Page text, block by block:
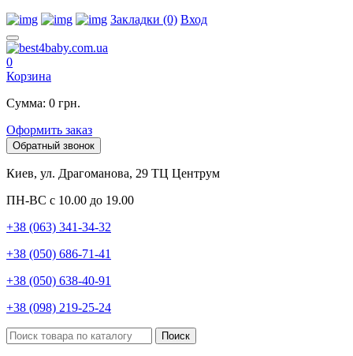
Закладки (0) Вход
0
Корзина
Сумма: 0 грн.
Оформить заказ
Обратный звонок
Киев, ул. Драгоманова, 29 ТЦ Центрум
ПН-ВС с 10.00 до 19.00
+38 (063) 341-34-32
+38 (050) 686-71-41
+38 (050) 638-40-91
+38 (098) 219-25-24
Поиск